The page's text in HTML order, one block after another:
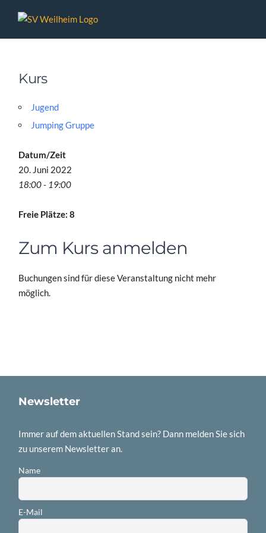
Inhalt
springen
Kurs
Jugend
Jumping Gruppe
Datum/Zeit
20. Juni 2022
18:00 - 19:00
Freie Plätze: 8
Zum Kurs anmelden
Buchungen sind für diese Veranstaltung nicht mehr
möglich.
Newsletter
Immer auf dem aktuellen Stand sein? Dann melden Sie sich
zu unserem Newsletter an.
Name
E-Mail